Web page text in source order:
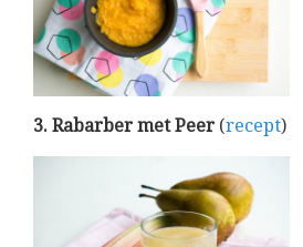
3. Rabarber met Peer (recept)